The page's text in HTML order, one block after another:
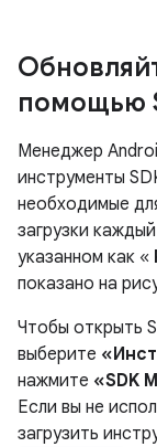
помощью
Менеджер
инструменты
необходимые
загрузки
указанном как «
показано на
Чтобы открыть
выберите
нажмите «SDK
Если вы не
загрузить